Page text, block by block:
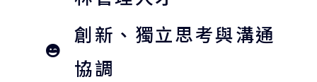
創新、獨立思考與溝通
協調